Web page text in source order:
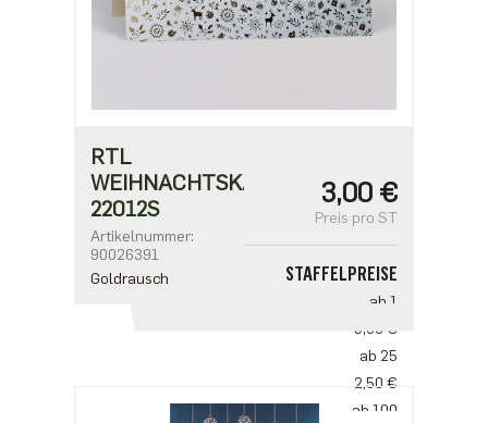
RTL
WEIHNACHTSKARTE
22012S
Artikelnummer:
90026391
Goldrausch
3,00 €
Preis pro ST
STAFFELPREISE
ab 1
3,00 €
ab 25
2,50 €
ab 100